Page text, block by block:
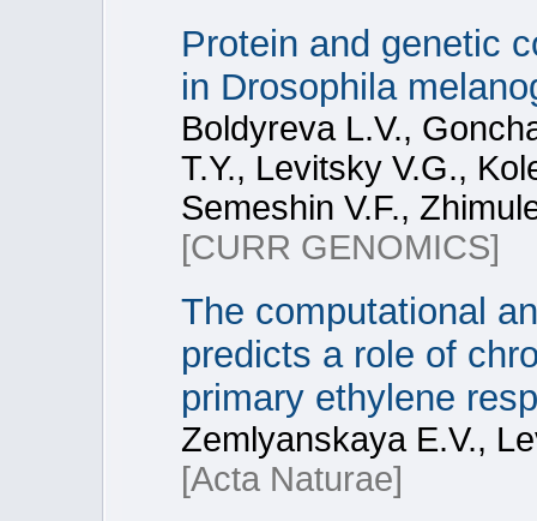
Protein and genetic
in Drosophila
Boldyreva L.V.,
T.Y., Levitsky V.G.,
Semeshin V.F.,
[CURR GENOMICS]
The computational
predicts a role of
primary ethylene
Zemlyanskaya E.V.,
[Acta Naturae]